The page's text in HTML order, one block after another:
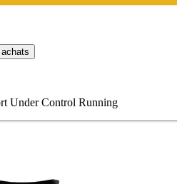
Under Control Running